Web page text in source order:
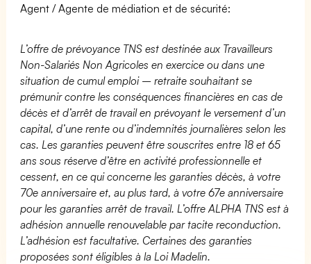
Agent / Agente de médiation et de sécurité:
L’offre de prévoyance TNS est destinée aux Travailleurs
Non-Salariés Non Agricoles en exercice ou dans une
situation de cumul emploi – retraite souhaitant se
prémunir contre les conséquences financières en cas de
décès et d’arrêt de travail en prévoyant le versement d’un
capital, d’une rente ou d’indemnités journalières selon les
cas. Les garanties peuvent être souscrites entre 18 et 65
ans sous réserve d’être en activité professionnelle et
cessent, en ce qui concerne les garanties décès, à votre
70e anniversaire et, au plus tard, à votre 67e anniversaire
pour les garanties arrêt de travail. L’offre ALPHA TNS est à
adhésion annuelle renouvelable par tacite reconduction.
L’adhésion est facultative. Certaines des garanties
proposées sont éligibles à la Loi Madelin.